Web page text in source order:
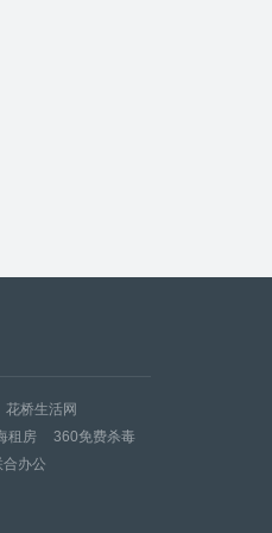
花桥生活网
租房
360免费杀毒
办公